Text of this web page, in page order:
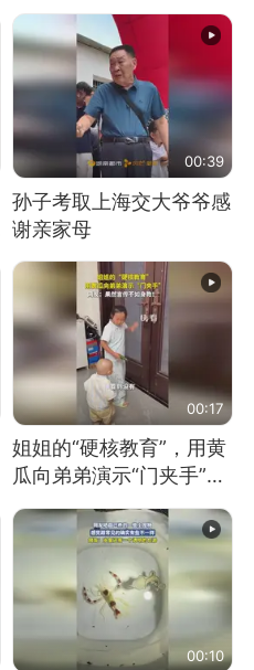
00:39
孙子考取上海交大爷爷感
谢亲家母
00:17
姐姐的“硬核教育”，用黄
瓜向弟弟演示“门夹手”，
网友：果然言传不如身
教！
00:10